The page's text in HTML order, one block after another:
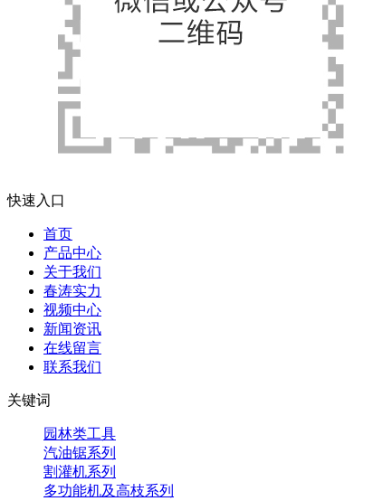
快速入口
首页
产品中心
关于我们
春涛实力
视频中心
新闻资讯
在线留言
联系我们
关键词
园林类工具
汽油锯系列
割灌机系列
多功能机及高枝系列